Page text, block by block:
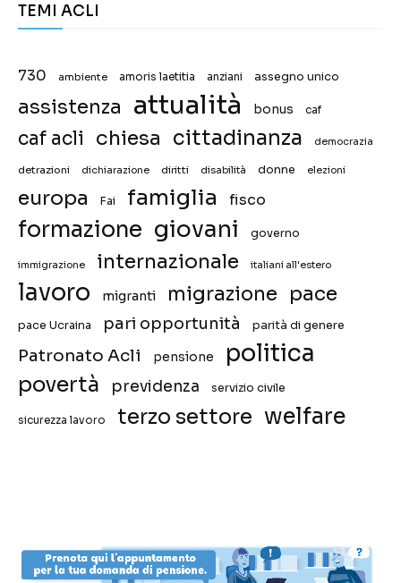
TEMI ACLI
730 ambiente amoris laetitia anziani assegno unico
assistenza attualità bonus caf
caf acli chiesa cittadinanza democrazia
detrazioni dichiarazione diritti disabilità donne elezioni
europa Fai famiglia fisco
formazione giovani governo
immigrazione internazionale italiani all'estero
lavoro migranti migrazione pace
pace Ucraina pari opportunità parità di genere
Patronato Acli pensione politica
povertà previdenza servizio civile
sicurezza lavoro terzo settore welfare